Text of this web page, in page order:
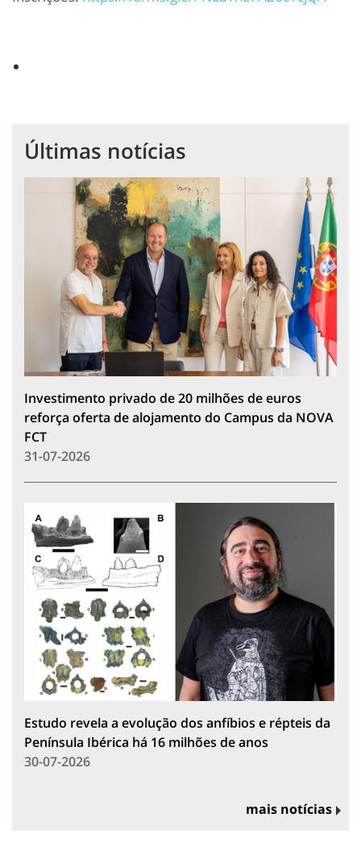
Últimas notícias
Investimento privado de 20 milhões de euros
reforça oferta de alojamento do Campus da NOVA
FCT
31-07-2026
Estudo revela a evolução dos anfíbios e répteis da
Península Ibérica há 16 milhões de anos
30-07-2026
mais notícias